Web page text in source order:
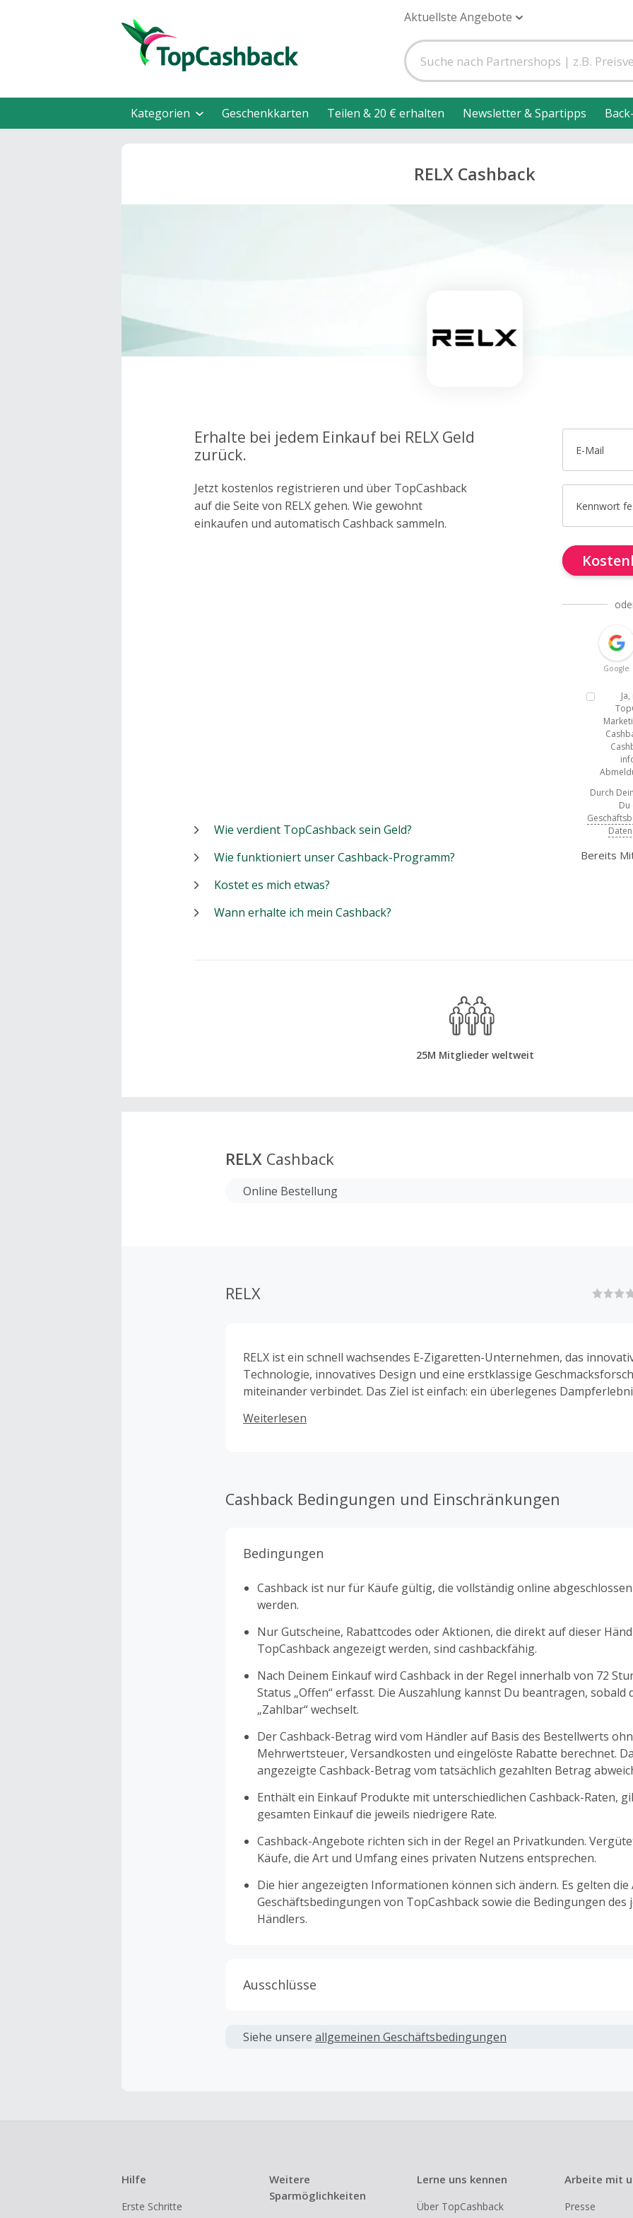
Aktuellste Angebote
Kategorien Geschenkkarten Teilen & 20 € erhalten Newsletter & Spartipps
RELX Cashback
Erhalte bei jedem Einkauf bei RELX Geld
zurück.
Jetzt kostenlos registrieren und über TopCashback
auf die Seite von RELX gehen. Wie gewohnt
einkaufen und automatisch Cashback sammeln.
E-Mail
Kennwort
Google
Durch
Bereits
Wie verdient TopCashback sein Geld?
Wie funktioniert unser Cashback-Programm?
Kostet es mich etwas?
Wann erhalte ich mein Cashback?
25M Mitglieder weltweit
RELX Cashback
Online Bestellung
RELX
RELX ist ein schnell wachsendes E-Zigaretten-Unternehmen, das
Technologie, innovatives Design und eine erstklassige
miteinander verbindet. Das Ziel ist einfach: ein überlegenes
Forschung und Entwicklung von E-Zigaretten und Vape-Technologien,
Weiterlesen
Cashback Bedingungen und Einschränkungen
Bedingungen
Cashback ist nur für Käufe gültig, die vollständig online
werden.
Nur Gutscheine, Rabattcodes oder Aktionen, die direkt auf dieser
TopCashback angezeigt werden, sind cashbackfähig.
Nach Deinem Einkauf wird Cashback in der Regel innerhalb von 72
Status „Offen“ erfasst. Die Auszahlung kannst Du beantragen, sobald
„Zahlbar“ wechselt.
Der Cashback-Betrag wird vom Händler auf Basis des Bestellwerts
Mehrwertsteuer, Versandkosten und eingelöste Rabatte berechnet.
angezeigte Cashback-Betrag vom tatsächlich gezahlten Betrag
Enthält ein Einkauf Produkte mit unterschiedlichen Cashback-Raten,
gesamten Einkauf die jeweils niedrigere Rate.
Cashback-Angebote richten sich in der Regel an Privatkunden.
Käufe, die Art und Umfang eines privaten Nutzens entsprechen.
Die hier angezeigten Informationen können sich ändern. Es gelten die
Geschäftsbedingungen von TopCashback sowie die Bedingungen des
Händlers.
Ausschlüsse
verwendet werden, die nicht ausdrücklich auf dieser Händlerseite von
Gewerbliche, Reseller- oder ungewöhnlich große Bestellungen sind
Händlern vom Cashback ausgeschlossen.
Siehe unsere allgemeinen Geschäftsbedingungen
Hilfe
Erste Schritte
Weitere
Sparmöglichkeiten
Lerne uns kennen
Über TopCashback
Arbeite mit
Presse